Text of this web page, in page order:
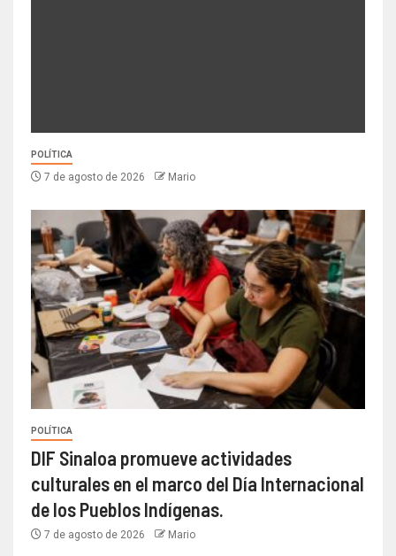
POLÍTICA
7 de agosto de 2026 Mario
POLÍTICA
DIF Sinaloa promueve actividades
culturales en el marco del Día Internacional
de los Pueblos Indígenas.
7 de agosto de 2026 Mario